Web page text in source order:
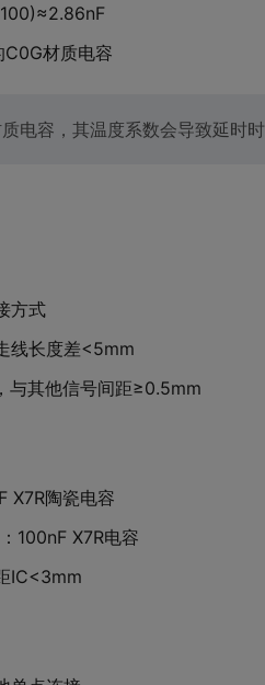
材质电容
电容，其温度系数会导致延时
方式
线长度差<5mm
与其他信号间距≥0.5mm
X7R陶瓷电容
100nF X7R电容
IC<3mm